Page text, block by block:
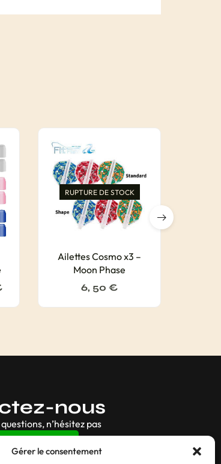
Gérer le consentement
RUPTURE DE STOCK
Ailettes Cosmo x3 –
Moon Phase
6, 50€
nous
n’hésitez pas
Contact